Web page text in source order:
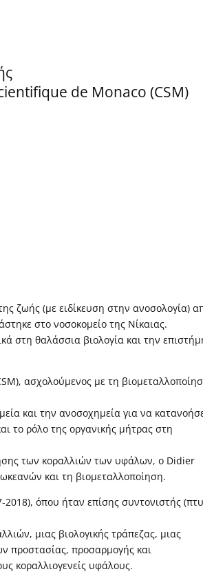
de Monaco (CSM)
ζωής (με ειδίκευση στην ανοσολογία)
στο νοσοκομείο της Νίκαιας.
στη θαλάσσια βιολογία και την
ασχολούμενος με τη
και την ανοσοχημεία για να
το ρόλο της οργανικής μήτρας στη
των κοραλλιών των υφάλων, ο Didier
ωκεανών και τη βιομεταλλοποίηση.
2018), όπου ήταν επίσης συντονιστής
μιας βιολογικής τράπεζας, μιας
προστασίας, προσαρμογής και
κοραλλιογενείς υφάλους.